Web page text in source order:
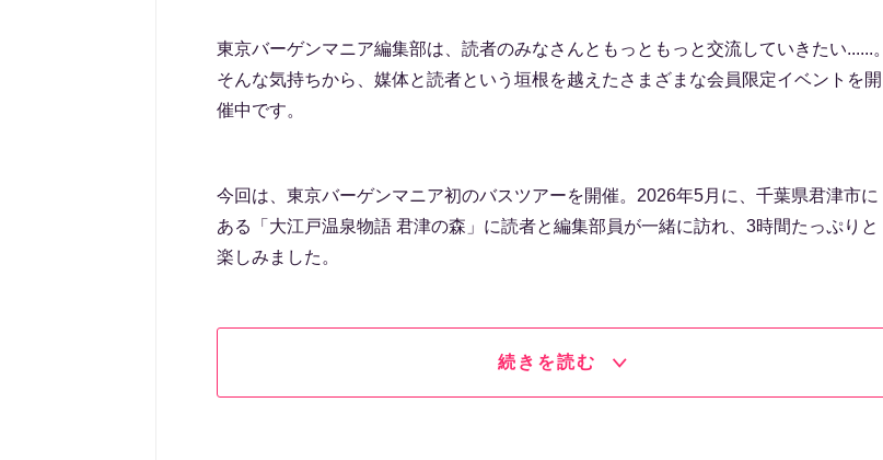
東京バーゲンマニア編集部は、読者のみなさんともっともっと交流していきたい......。
そんな気持ちから、媒体と読者という垣根を越えたさまざまな会員限定イベントを開
催中です。
今回は、東京バーゲンマニア初のバスツアーを開催。2026年5月に、千葉県君津市に
ある「大江戸温泉物語 君津の森」に読者と編集部員が一緒に訪れ、3時間たっぷりと
楽しみました。
続きを読む